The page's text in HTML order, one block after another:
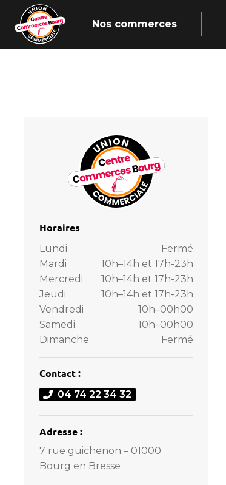
Nos commerces
Horaires
Lundi
Fermé
Mardi
10h–14h et 17h-23h
Mercredi
10h–14h et 17h-23h
Jeudi
10h–14h et 17h-23h
Vendredi
10h–00h00
Samedi
10h–00h00
Dimanche
Fermé
Contact :
04 74 22 34 32
Adresse :
7 rue guichenon – 01000
Bourg en Bresse